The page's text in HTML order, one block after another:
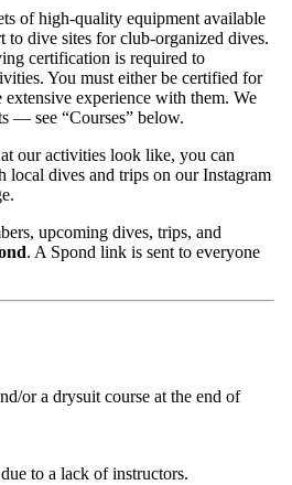
of high-quality equipment available
to dive sites for club-organized dives.
certification is required to
You must either be certified for
experience with them. We
— see “Courses” below.
our activities look like, you can
local dives and trips on our Instagram
upcoming dives, trips, and
. A Spond link is sent to everyone
or a drysuit course at the end of
to a lack of instructors.